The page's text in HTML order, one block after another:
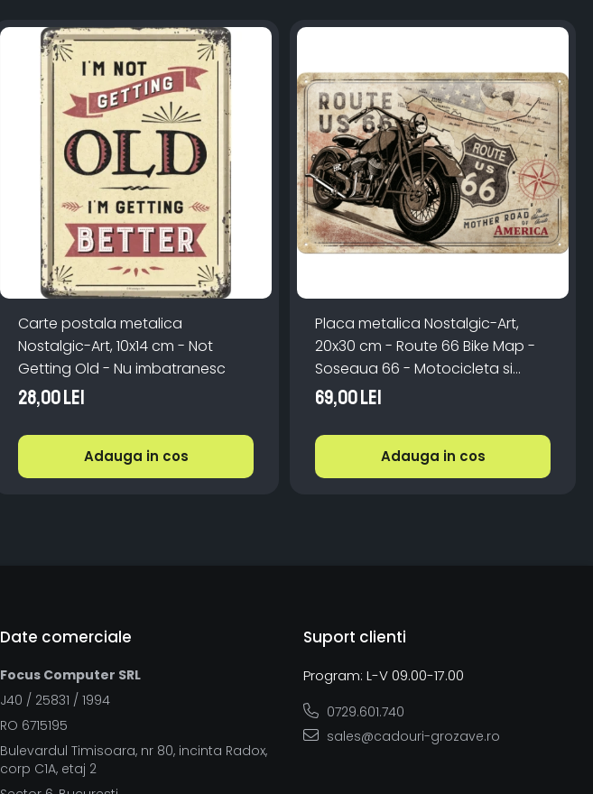
Carte postala metalica
Nostalgic-Art, 10x14 cm - Not
Getting Old - Nu imbatranesc
28,00 Lei
Adauga in cos
Placa metalica Nostalgic-Art,
20x30 cm - Route 66 Bike Map -
Soseaua 66 - Motocicleta si
Harta
69,00 Lei
Adauga in cos
Date comerciale
Focus Computer SRL
J40 / 25831 / 1994
RO 6715195
Bulevardul Timisoara, nr 80, incinta Radox,
corp C1A, etaj 2
Suport clienti
Program: L-V 09.00-17.00
0729.601.740
sales@cadouri-grozave.ro